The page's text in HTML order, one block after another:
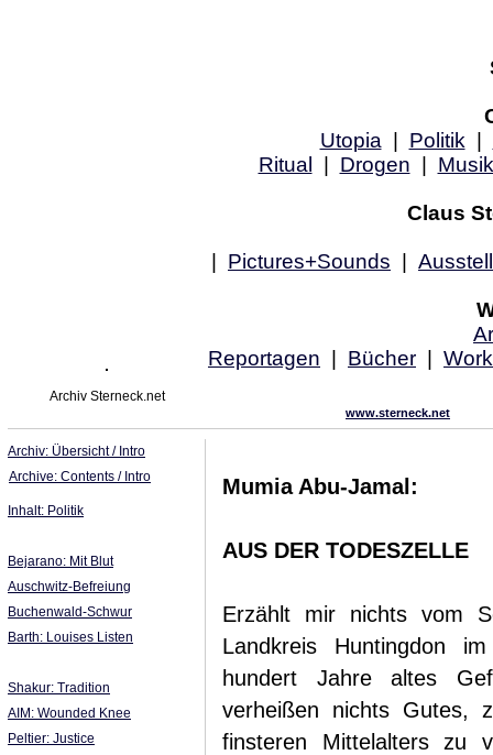
Utopia
Politik
Ritual
Drogen Musik
Claus
Pictures+Sounds
Reportagen
Bücher
Archiv Sterneck.net
www.sterneck.net
Archiv: Übersicht / Intro
Archive: Contents / Intro
Inhalt: Politik
Bejarano: Mit Blut
Auschwitz-Befreiung
Buchenwald-Schwur
Barth: Louises Listen
Shakur: Tradition
AIM: Wounded Knee
Peltier: Justice
Mumia Abu-Jamal:
AUS DER TODESZELLE
Erzählt mir nichts vom
Landkreis Huntingdon
hundert Jahre altes
verheißen nichts Gutes,
finsteren Mittelalters zu